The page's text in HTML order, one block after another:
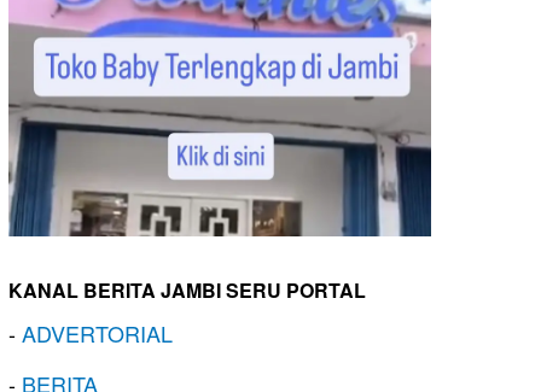
KANAL BERITA JAMBI SERU PORTAL
-ADVERTORIAL
- BERITA